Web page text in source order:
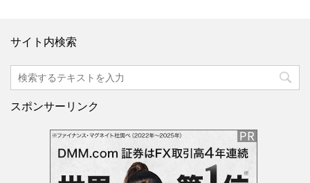
サイト内検索
スポンサーリンク